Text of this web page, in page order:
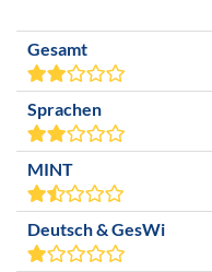
Gesamt
Sprachen
MINT
Deutsch & GesWi